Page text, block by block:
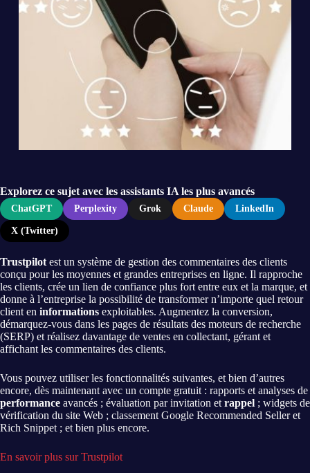
Explorez ce sujet avec les assistants IA les plus avancés
ChatGPT Perplexity Grok Claude LinkedIn
X (Twitter)
Trustpilot est un système de gestion des commentaires des clients
conçu pour les moyennes et grandes entreprises en ligne. Il rapproche
les clients, crée un lien de confiance plus fort entre eux et la marque, et
donne à l’entreprise la possibilité de transformer n’importe quel retour
client en informations exploitables. Augmentez la conversion,
démarquez-vous dans les pages de résultats des moteurs de recherche
(SERP) et réalisez davantage de ventes en collectant, gérant et
affichant les commentaires des clients.
Vous pouvez utiliser les fonctionnalités suivantes, et bien d’autres
encore, dès maintenant avec un compte gratuit : rapports et analyses de
performance avancés ; évaluation par invitation et rappel ; widgets de
vérification du site Web ; classement Google Recommended Seller et
Rich Snippet ; et bien plus encore.
En savoir plus sur Trustpilot